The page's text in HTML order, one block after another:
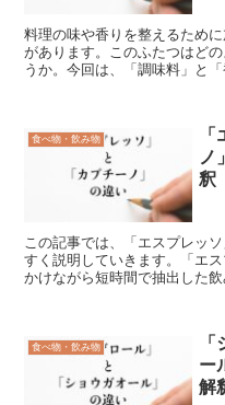
料理の味や香りを整えるため
があります。このふたつはど
うか。今回は、「調味料」と
食べ物・飲み物
ノ
釈
この記事では、「エスプレッ
すく説明していきます。「エ
かけながら短時間で抽出した
食べ物・飲み物
ー
解